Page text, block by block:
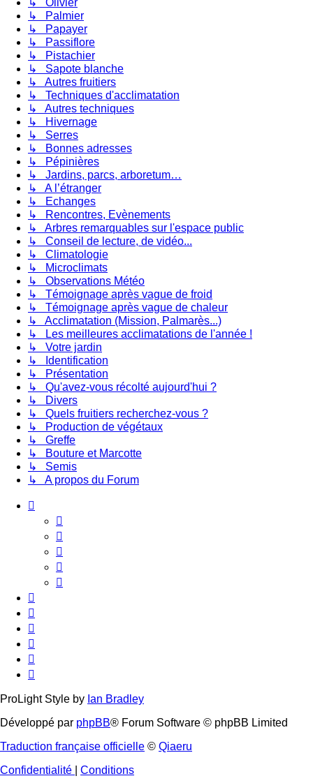
↳ Palmier
↳ Papayer
↳ Passiflore
↳ Pistachier
↳ Sapote blanche
↳ Autres fruitiers
↳ Techniques d'acclimatation
↳ Autres techniques
↳ Hivernage
↳ Serres
↳ Bonnes adresses
↳ Pépinières
↳ Jardins, parcs, arboretum…
↳ A l’étranger
↳ Echanges
↳ Rencontres, Evènements
↳ Arbres remarquables sur l'espace public
↳ Conseil de lecture, de vidéo...
↳ Climatologie
↳ Microclimats
↳ Observations Météo
↳ Témoignage après vague de froid
↳ Témoignage après vague de chaleur
↳ Acclimatation (Mission, Palmarès...)
↳ Les meilleures acclimatations de l'année !
↳ Votre jardin
↳ Identification
↳ Présentation
↳ Qu'avez-vous récolté aujourd'hui ?
↳ Divers
↳ Quels fruitiers recherchez-vous ?
↳ Production de végétaux
↳ Greffe
↳ Bouture et Marcotte
↳ Semis
↳ A propos du Forum
ProLight Style by Ian Bradley
Développé par phpBB® Forum Software © phpBB Limited
Traduction française officielle © Qiaeru
Confidentialité
Conditions